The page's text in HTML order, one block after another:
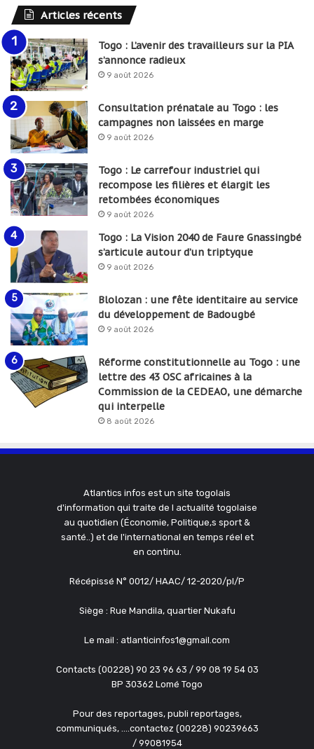
Articles récents
Togo : L’avenir des travailleurs sur la PIA
s’annonce radieux
9 août 2026
Consultation prénatale au Togo : les
campagnes non laissées en marge
9 août 2026
Togo : Le carrefour industriel qui
recompose les filières et élargit les
retombées économiques
9 août 2026
Togo : La Vision 2040 de Faure Gnassingbé
s’articule autour d’un triptyque
9 août 2026
Blolozan : une fête identitaire au service
du développement de Badougbé
9 août 2026
Réforme constitutionnelle au Togo : une
lettre des 43 OSC africaines à la
Commission de la CEDEAO, une démarche
qui interpelle
8 août 2026
Atlantics infos est un site togolais
d'information qui traite de l actualité togolaise
au quotidien (Économie, Politique,s sport &
santé..) et de l'international en temps réel et
en continu.
Récépissé N° 0012/ HAAC/ 12-2020/pl/P
Siège : Rue Mandila, quartier Nukafu
Le mail : atlanticinfos1@gmail.com
Contacts (00228) 90 23 96 63 / 99 08 19 54 03
BP 30362 Lomé Togo
Pour des reportages, publi reportages,
communiqués, ....contactez (00228) 90239663
/ 99081954